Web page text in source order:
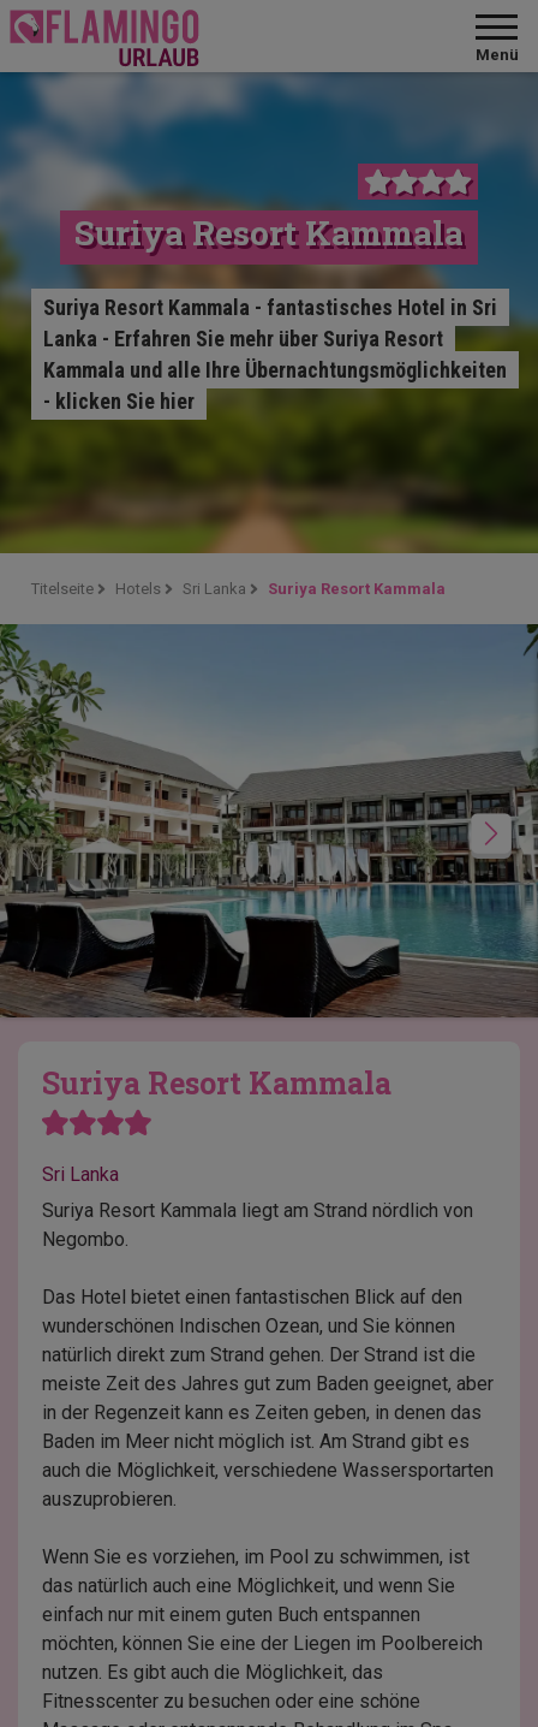
Menü
Suriya Resort Kammala
Suriya Resort Kammala - fantastisches Hotel in Sri
Lanka - Erfahren Sie mehr über Suriya Resort
Kammala und alle Ihre Übernachtungsmöglichkeiten
- klicken Sie hier
Titelseite Hotels Sri Lanka Suriya Resort Kammala
Suriya Resort Kammala
Sri Lanka
Suriya Resort Kammala liegt am Strand nördlich von
Negombo.
Das Hotel bietet einen fantastischen Blick auf den
wunderschönen Indischen Ozean, und Sie können
natürlich direkt zum Strand gehen. Der Strand ist die
meiste Zeit des Jahres gut zum Baden geeignet, aber
in der Regenzeit kann es Zeiten geben, in denen das
Baden im Meer nicht möglich ist. Am Strand gibt es
auch die Möglichkeit, verschiedene Wassersportarten
auszuprobieren.
Wenn Sie es vorziehen, im Pool zu schwimmen, ist
das natürlich auch eine Möglichkeit, und wenn Sie
einfach nur mit einem guten Buch entspannen
möchten, können Sie eine der Liegen im Poolbereich
nutzen. Es gibt auch die Möglichkeit, das
Fitnesscenter zu besuchen oder eine schöne